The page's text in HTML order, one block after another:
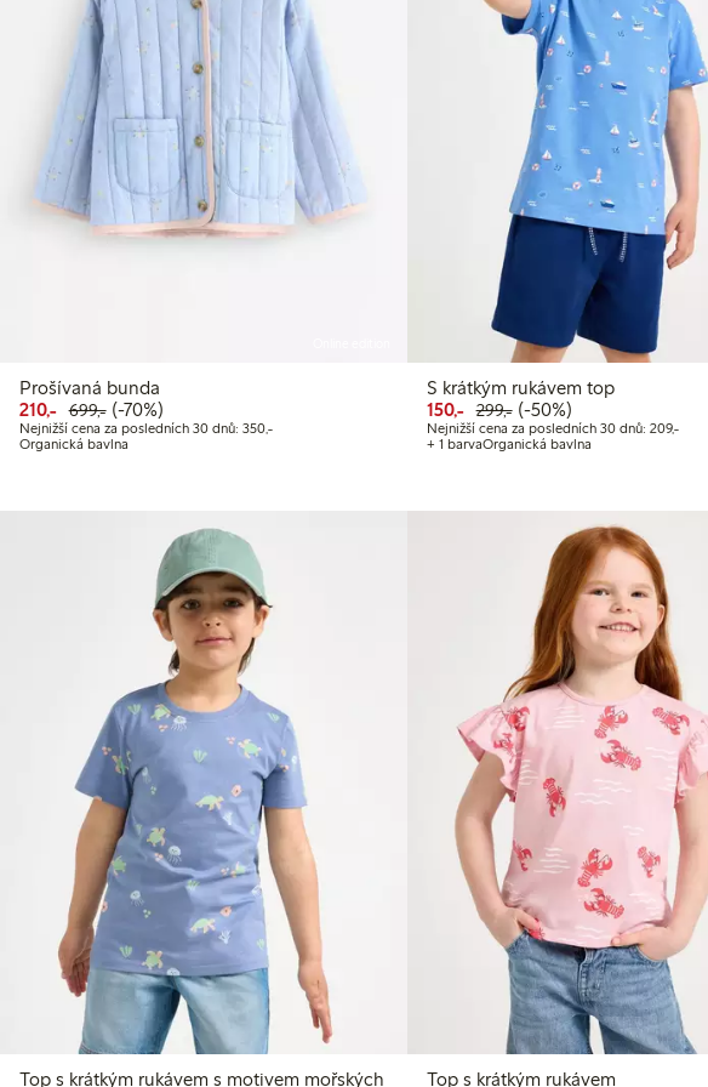
Prošívaná bunda
210,- Snížená cena: 210,00 Kč
699,-Běžná cena: 699,00 Kč
70% sleva
(-70%)
Nejnižší cena za posledních 30 dnů: 350,-Nejnižší cena za posledních 30 dnů: 350,00 Kč
Organická bavlna
S krátkým rukávem top
150,- Snížená cena: 150,00 Kč
299,-Běžná cena: 299,00 Kč
50% sleva
(-50%)
Nejnižší cena za posledních 30 dnů: 209,-
+ 1 barvaOrganická bavlna
Top s krátkým rukávem s motivem mořských
Top s krátkým rukávem